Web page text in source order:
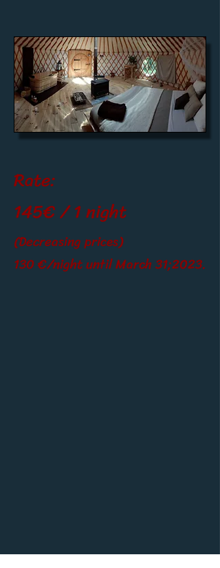
Rate:
145€ / 1 night
(Decreasing prices)
130 €/night until March 31;2023.